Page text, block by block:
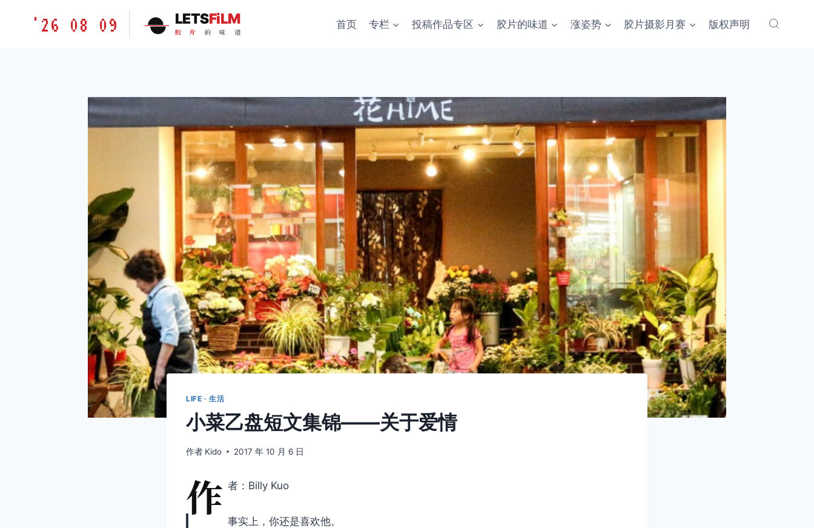
胶'26 08 09 LETSFiLM
胶 片 的 味 道
首页 专栏 投稿作品专区 胶片的味道 涨姿势 胶片摄影月赛 版权声明
LIFE · 生活
小菜乙盘短文集锦——关于爱情
作者 Kido 2017 年 10 月 6 日
作 者：Billy Kuo
事实上，你还是喜欢他。